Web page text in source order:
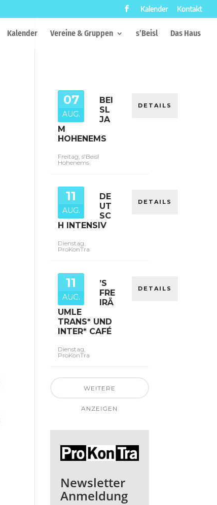
Kalender Kontakt
Kalender Vereine & Gruppen s’Beisl Das Haus
07
AUG.
BEI
SL
JA
M
HOHENEMS
Freitag, s'Beisl
Hohenems
DETAILS
11
AUG.
DE
UT
SC
H INTENSIV
Dienstag,
ProKonTra
DETAILS
11
AUG.
’S
FRE
IRÄ
UMLE
TRANS* UND
INTER* CAFÉ
Dienstag,
ProKonTra
DETAILS
WEITERE
ANZEIGEN
Newsletter
Anmeldung